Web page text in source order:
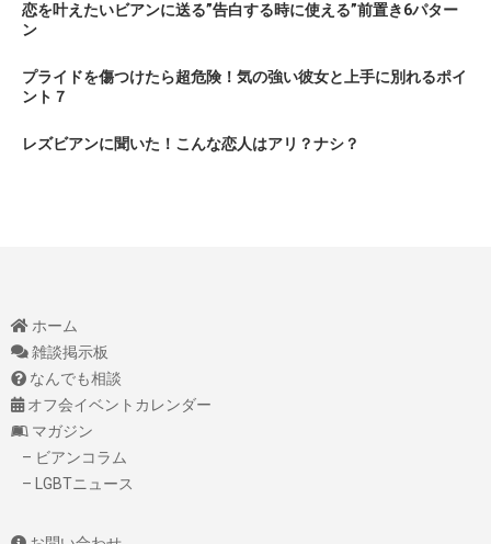
恋を叶えたいビアンに送る”告白する時に使える”前置き6パター
ン
プライドを傷つけたら超危険！気の強い彼女と上手に別れるポイ
ント７
レズビアンに聞いた！こんな恋人はアリ？ナシ？
ホーム
雑談掲示板
なんでも相談
オフ会イベントカレンダー
マガジン
– ビアンコラム
– LGBTニュース